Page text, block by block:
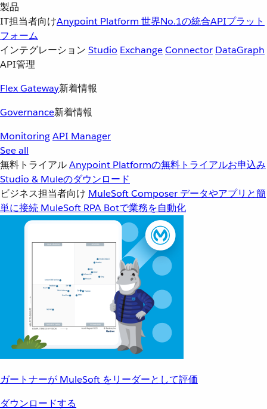
製品
IT担当者向けAnypoint Platform 世界No.1の統合APIプラット
フォーム
インテグレーション Studio ExchangeConnector DataGraph
API管理
Flex Gateway新着情報
Governance新着情報
MonitoringAPI Manager
See all
無料トライアルAnypoint Platformの無料トライアルお申込み
Studio & Muleのダウンロード
ビジネス担当者向け MuleSoft Composer データやアプリと簡
単に接続 MuleSoft RPA Botで業務を自動化
ガートナーが MuleSoft をリーダーとして評価
ダウンロードする